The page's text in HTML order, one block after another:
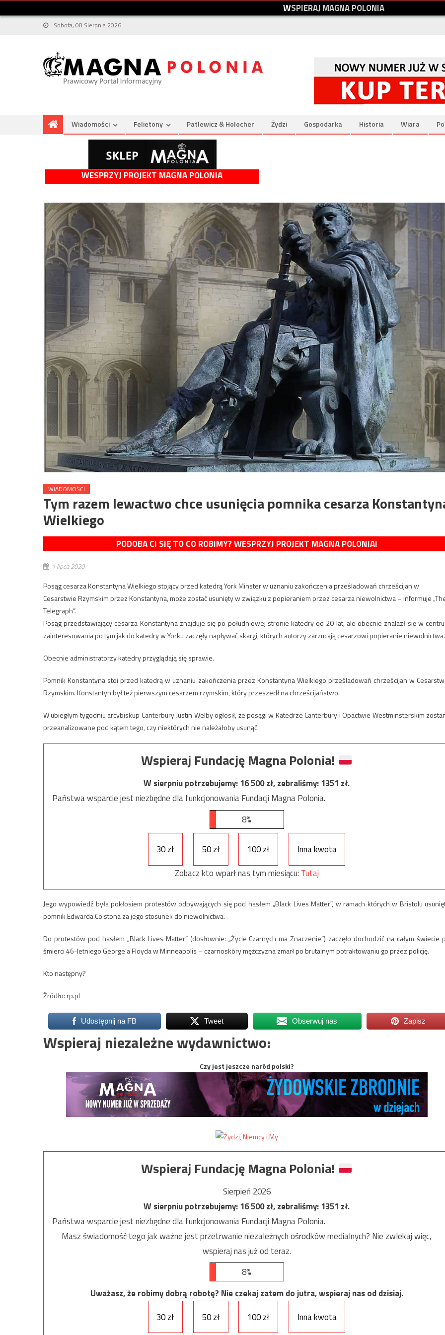
WSPIERAJMAGNAPOLONIA
Sobota, 08 Sierpnia 2026
Wiadomości Felietony Patlewicz & Holocher Żydzi Gospodarka Historia Wiara
WESPRZYJ PROJEKT MAGNA POLONIA
WIADOMOŚCI
Tym razem lewactwo chce usunięcia pomnika cesarza
Wielkiego
PODOBA CI SIĘ TO CO ROBIMY? WESPRZYJ PROJEKT MAGNA POLONIA!
1 lipca 2020
Posąg cesarza Konstantyna Wielkiego stojący przed katedrą York Minster w uznaniu zakończenia prześladowań chrześcijan w
Cesarstwie Rzymskim przez Konstantyna, może zostać usunięty w związku z popieraniem przez cesarza niewolnictwa – informuje
Telegraph”.
Posąg przedstawiający cesarza Konstantyna znajduje się po południowej stronie katedry od 20 lat, ale obecnie znalazł się w
zainteresowania po tym jak do katedry w Yorku zaczęły napływać skargi, których autorzy zarzucają cesarzowi popieranie niewolnictwa.
Obecnie administratorzy katedry przyglądają się sprawie.
Pomnik Konstantyna stoi przed katedrą w uznaniu zakończenia przez Konstantyna Wielkiego prześladowań chrześcijan w
Rzymskim. Konstantyn był też pierwszym cesarzem rzymskim, który przeszedł na chrześcijaństwo.
W ubiegłym tygodniu arcybiskup Canterbury Justin Welby ogłosił, że posągi w Katedrze Canterbury i Opactwie Westminsterskim
przeanalizowane pod kątem tego, czy niektórych nie należałoby usunąć.
Wspieraj Fundację Magna Polonia!
W sierpniu potrzebujemy:16 500zł, zebraliśmy:1351 zł.
Państwa wsparcie jest niezbędne dla funkcjonowania Fundacji Magna Polonia.
8%
30 zł 50 zł 100 zł
Inna kwota
Zobacz kto wparł nas tym miesiącu: Tutaj
Jego wypowiedź była pokłosiem protestów odbywających się pod hasłem „Black Lives Matter”, w ramach których w Bristolu
pomnik Edwarda Colstona za jego stosunek do niewolnictwa.
Do protestów pod hasłem „Black Lives Matter” (dosłownie: „Życie Czarnych ma Znaczenie”) zaczęło dochodzić na całym świecie
śmierci 46-letniego George’a Floyda w Minneapolis – czarnoskóry mężczyzna zmarł po brutalnym potraktowaniu go przez policję.
Kto następny?
Źródło: rp.pl
Udostępnij na FB Tweet Obserwuj nas Zapisz
Wspieraj niezależne wydawnictwo:
Czy jest jeszcze naród polski?
Wspieraj Fundację Magna Polonia!
Sierpień 2026
W sierpniu potrzebujemy:16 500zł, zebraliśmy:1351 zł.
Państwa wsparcie jest niezbędne dla funkcjonowania Fundacji Magna Polonia.
Masz świadomość tego jak ważne jest przetrwanie niezależnych ośrodków medialnych? Nie zwlekaj więc,
wspieraj nas już od teraz.
8%
Uważasz, że robimy dobrą robotę? Nie czekaj zatem do jutra, wspieraj nas od dzisiaj.
30 zł
50 zł 100 zł
Inna kwota